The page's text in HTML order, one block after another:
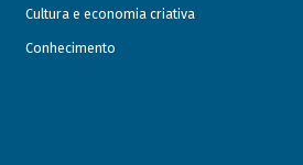
Cultura e economia criativa
Conhecimento